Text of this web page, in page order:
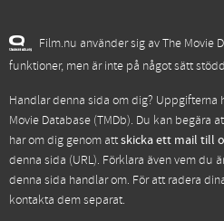
Film.nu använder sig av The Movie
funktioner, men är inte på något sätt
Handlar denna sida om dig? Uppgifterna
Movie Database (TMDb). Du kan begära
har om dig genom attskicka ett mail till
denna sida (URL). Förklara även vem du
denna sida handlar om. För att radera
kontakta dem separat.